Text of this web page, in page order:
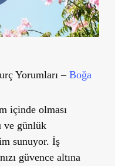
Yorumları – Boğa
içinde olması
ve günlük
sunuyor. İş
güvence altına